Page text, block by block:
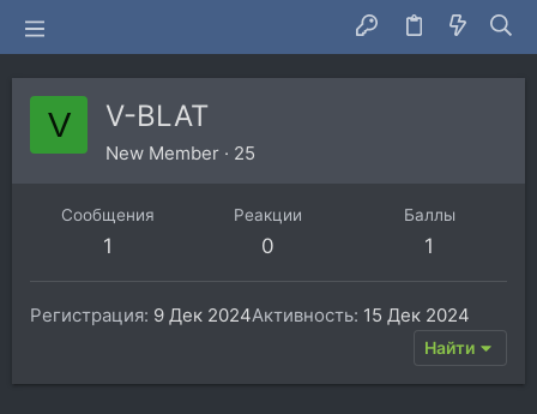
V V-BLAT
New Member · 25
Сообщения
1
Реакции
0
Баллы
1
Регистрация 9 Дек 2024Активность 15 Дек 2024
Найти